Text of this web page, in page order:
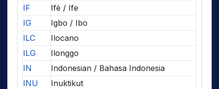
IF
Ifè / Ife
IG
Igbo / Ibo
ILC
Ilocano
ILG
Ilonggo
IN
Indonesian / Bahasa Indonesia
INU
Inuktikut